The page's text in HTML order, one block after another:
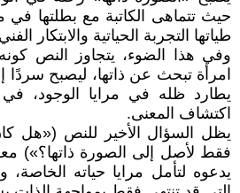
حيث تتماهى الكاتبة مع بطلتها
طياتها التجربة الحياتية والابتكار
وفي هذا الضوء، يتجاوز النص
امرأة تبحث عن ذاتها، ليصبح سردًا
يطارد ظله في مرايا الوجود، في
اكتشاف المعنى.
يظل السؤال الأخير للنص («هل
فقط لأصل إلى الصورة ذاتها؟»)
يدعوه لتأمل مرايا حياته الخاصة،